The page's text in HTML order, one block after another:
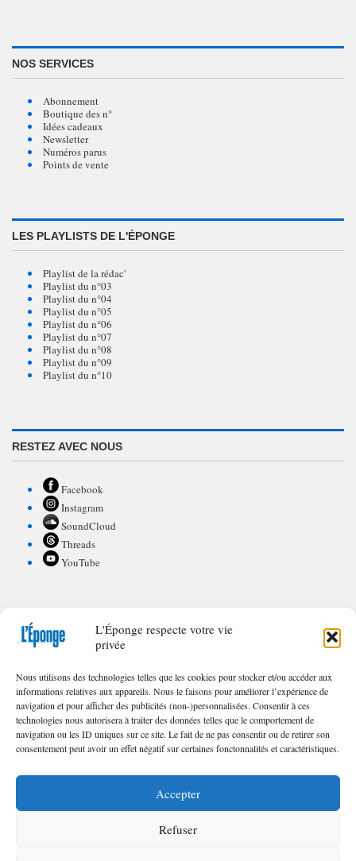
L'Éponge respecte votre vie
privée
Nous utilisons des technologies telles que les cookies pour stocker et/ou accéder aux
informations relatives aux appareils. Nous le faisons pour améliorer l’expérience de
navigation et pour afficher des publicités (non-)personnalisées. Consentir à ces
technologies nous autorisera à traiter des données telles que le comportement de
navigation ou les ID uniques sur ce site. Le fait de ne pas consentir ou de retirer son
consentement peut avoir un effet négatif sur certaines fonctonnalités et caractéristiques.
Accepter
Refuser
NOS SERVICES
Abonnement
Boutique des n°
Idées cadeaux
Newsletter
Numéros parus
Points de vente
LES PLAYLISTS DE L'ÉPONGE
Playlist de la rédac'
Playlist du n°03
Playlist du n°04
Playlist du n°05
Playlist du n°06
Playlist du n°07
Playlist du n°08
Playlist du n°09
Playlist du n°10
RESTEZ AVEC NOUS
Facebook
Instagram
SoundCloud
Threads
YouTube
POUR CONTRIBUER À L'ÉPONGE
Appel à textes/illustrations
FAQ de nos appels